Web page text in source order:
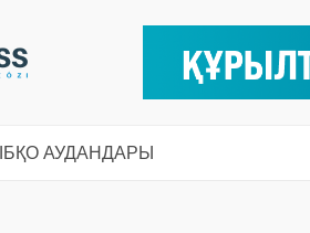
БҚО АУДАНДАРЫ